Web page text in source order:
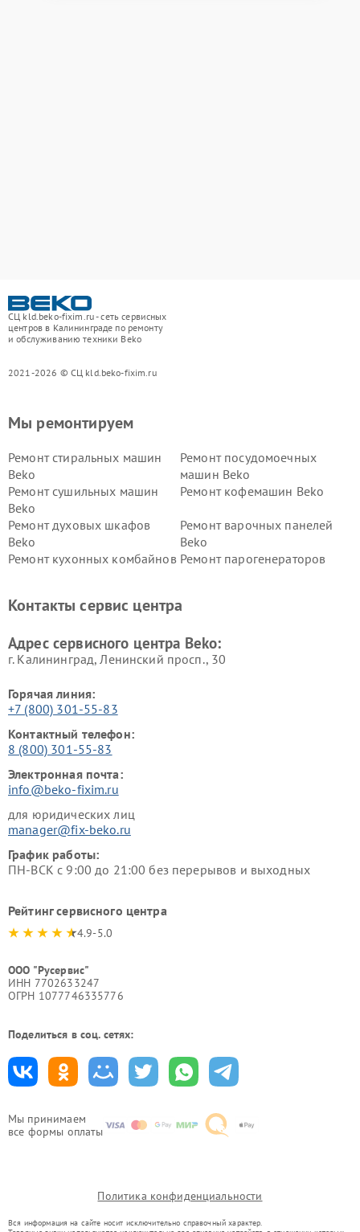
СЦ kld.beko-fixim.ru - сеть сервисных
центров в Калининграде по ремонту
и обслуживанию техники Beko
2021-2026 © СЦ kld.beko-fixim.ru
Мы принимаем
все формы оплаты
Мы ремонтируем
Ремонт стиральных машин
Beko
Ремонт посудомоечных
машин Beko
Ремонт сушильных машин
Beko
Ремонт кофемашин Beko
Ремонт духовых шкафов
Beko
Ремонт варочных панелей
Beko
Ремонт кухонных комбайнов Ремонт парогенераторов
Ремонт холодильников Beko Ремонт морозильных камер
Контакты сервис центра
Адрес сервисного центра Beko:
г. Калининград, Ленинский просп., 30
Горячая линия:
+7 (800) 301-55-83
Контактный телефон:
8 (800) 301-55-83
Электронная почта:
info@beko-fixim.ru
для юридических лиц
manager@fix-beko.ru
График работы:
ПН-ВСК с 9:00 до 21:00 без перерывов и выходных
Рейтинг сервисного центра
4.9-5.0
ООО "Русервис"
ИНН 7702633247
ОГРН 1077746335776
Поделиться в соц. сетях:
Политика конфиденциальности
Вся информация на сайте носит исключительно справочный характер.